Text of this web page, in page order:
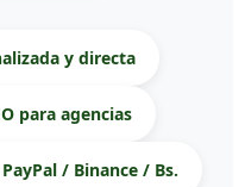
y directa
para agencias
/ Binance / Bs.